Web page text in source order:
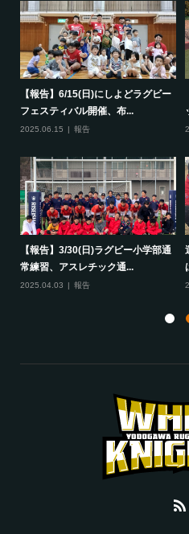
【報告】6/15(日)にしよどラグビー
フェスティバル開催、布...
2025.06.15 報告
【報告】3/30(日)ラグビー小学部通
常練習、アスレチック通...
2025.04.03 報告